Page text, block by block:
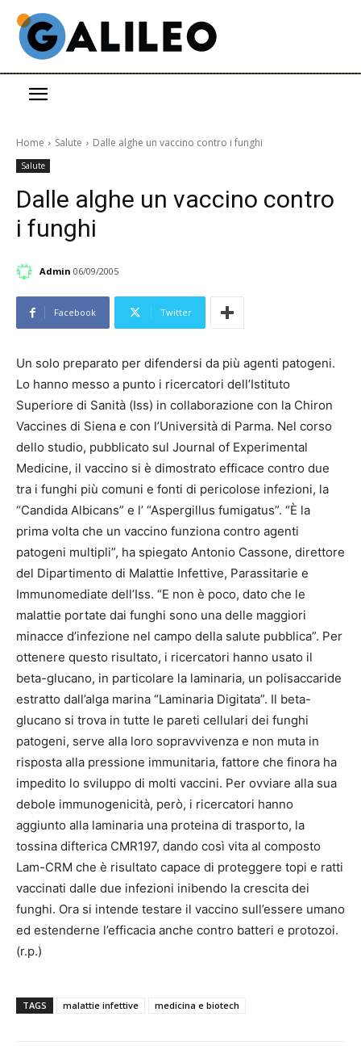
Home Salute Dalle alghe un vaccino contro i funghi
Salute
Dalle alghe un vaccino contro
i funghi
Admin 06/09/2005
Facebook Twitter
Un solo preparato per difendersi da più agenti patogeni.
Lo hanno messo a punto i ricercatori dell’Istituto
Superiore di Sanità (Iss) in collaborazione con la Chiron
Vaccines di Siena e con l’Università di Parma. Nel corso
dello studio, pubblicato sul Journal of Experimental
Medicine, il vaccino si è dimostrato efficace contro due
tra i funghi più comuni e fonti di pericolose infezioni, la
“Candida Albicans” e l’ “Aspergillus fumigatus”. “È la
prima volta che un vaccino funziona contro agenti
patogeni multipli”, ha spiegato Antonio Cassone, direttore
del Dipartimento di Malattie Infettive, Parassitarie e
Immunomediate dell’Iss. “E non è poco, dato che le
malattie portate dai funghi sono una delle maggiori
minacce d’infezione nel campo della salute pubblica”. Per
ottenere questo risultato, i ricercatori hanno usato il
beta-glucano, in particolare la laminaria, un polisaccaride
estratto dall’alga marina “Laminaria Digitata”. Il beta-
glucano si trova in tutte le pareti cellulari dei funghi
patogeni, serve alla loro sopravvivenza e non muta in
risposta alla pressione immunitaria, fattore che finora ha
impedito lo sviluppo di molti vaccini. Per ovviare alla sua
debole immunogenicità, però, i ricercatori hanno
aggiunto alla laminaria una proteina di trasporto, la
tossina difterica CMR197, dando così vita al composto
Lam-CRM che è risultato capace di proteggere topi e ratti
vaccinati dalle due infezioni inibendo la crescita dei
funghi. Ora si intende testare il vaccino sull’essere umano
ed estenderne l’efficacia anche contro batteri e protozoi.
(r.p.)
TAGS malattie infettive medicina e biotech